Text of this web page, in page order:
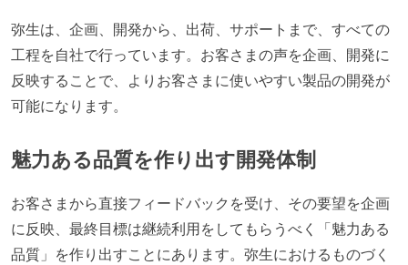
弥生は、企画、開発から、出荷、サポートまで、すべての
工程を自社で行っています。お客さまの声を企画、開発に
反映することで、よりお客さまに使いやすい製品の開発が
可能になります。
魅力ある品質を作り出す開発体制
お客さまから直接フィードバックを受け、その要望を企画
に反映、最終目標は継続利用をしてもらうべく「魅力ある
品質」を作り出すことにあります。弥生におけるものづく